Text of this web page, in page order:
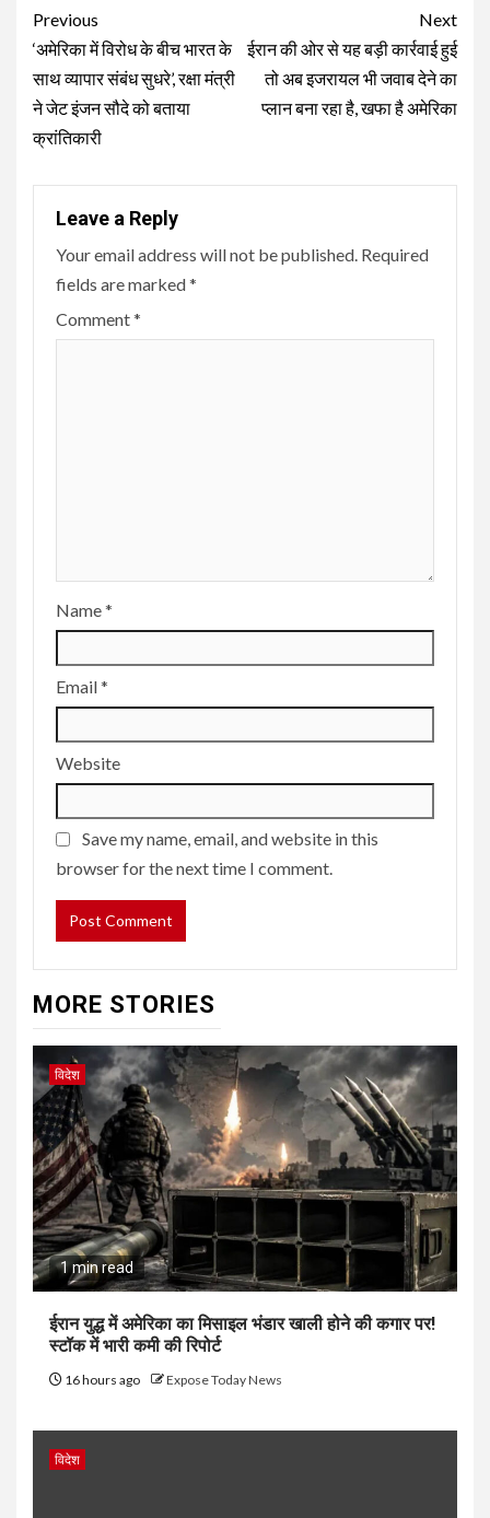
Continue
Reading
Previous
‘अमेरिका में विरोध के बीच भारत के
साथ व्यापार संबंध सुधरे’, रक्षा मंत्री
ने जेट इंजन सौदे को बताया
क्रांतिकारी
Next
ईरान की ओर से यह बड़ी कार्रवाई हुई
तो अब इजरायल भी जवाब देने का
प्लान बना रहा है, खफा है अमेरिका
Leave a Reply
Your email address will not be published. Required
fields are marked*
Comment*
Name*
Email*
Website
Save my name, email, and website in this
browser for the next time I comment.
MORE STORIES
विदेश
1 min read
ईरान युद्ध में अमेरिका का मिसाइल भंडार खाली होने की कगार पर!
स्टॉक में भारी कमी की रिपोर्ट
16 hours ago Expose Today News
विदेश